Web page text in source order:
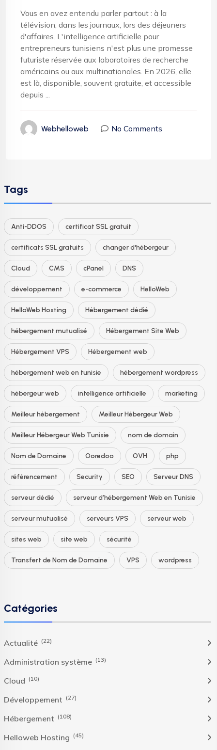
Vous en avez entendu parler partout : à la
télévision, dans les journaux, lors des déjeuners
d'affaires. L'intelligence artificielle pour
entrepreneurs tunisiens n'est plus une promesse
futuriste réservée aux laboratoires de recherche
américains ou aux multinationales. En 2026, elle
est là, disponible, souvent gratuite, et accessible
depuis ...
Webhelloweb No Comments
Tags
Anti-DDOS certificat SSL gratuit
certificats SSL gratuits changer d'hébergeur
Cloud CMS cPanel DNS
développement e-commerce HelloWeb
HelloWeb Hosting Hébergement dédié
hébergement mutualisé Hébergement Site Web
Hébergement VPS Hébergement web
hébergement web en tunisie hébergement wordpress
hébergeur web intelligence artificielle marketing
Meilleur hébergement Meilleur Hébergeur Web
Meilleur Hébergeur Web Tunisie nom de domain
Nom de Domaine Ooredoo OVH php
référencement Security SEO Serveur DNS
serveur dédié serveur d’hébergement Web en Tunisie
serveur mutualisé serveurs VPS serveur web
sites web site web sécurité
Transfert de Nom de Domaine VPS wordpress
Catégories
Actualité (22)
Administration système (13)
Cloud (10)
Développement (27)
Hébergement (108)
Helloweb Hosting (45)